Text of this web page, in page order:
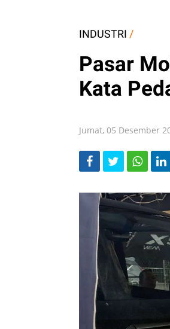
INDUSTRI /
Pasar
Kata
Jumat, 05 Desember